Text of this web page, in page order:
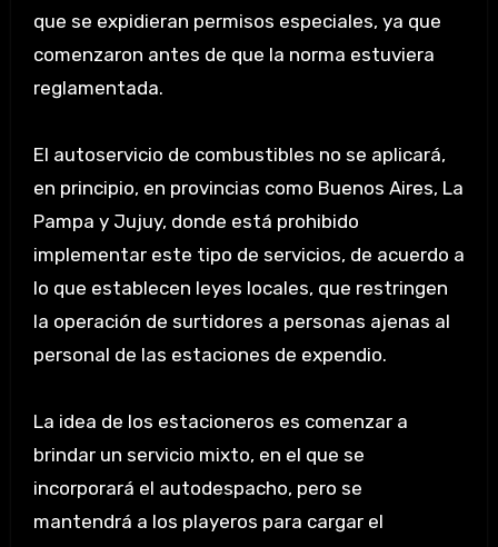
que se expidieran permisos especiales, ya que
comenzaron antes de que la norma estuviera
reglamentada.
El autoservicio de combustibles no se aplicará,
en principio, en provincias como Buenos Aires, La
Pampa y Jujuy, donde está prohibido
implementar este tipo de servicios, de acuerdo a
lo que establecen leyes locales, que restringen
la operación de surtidores a personas ajenas al
personal de las estaciones de expendio.
La idea de los estacioneros es comenzar a
brindar un servicio mixto, en el que se
incorporará el autodespacho, pero se
mantendrá a los playeros para cargar el